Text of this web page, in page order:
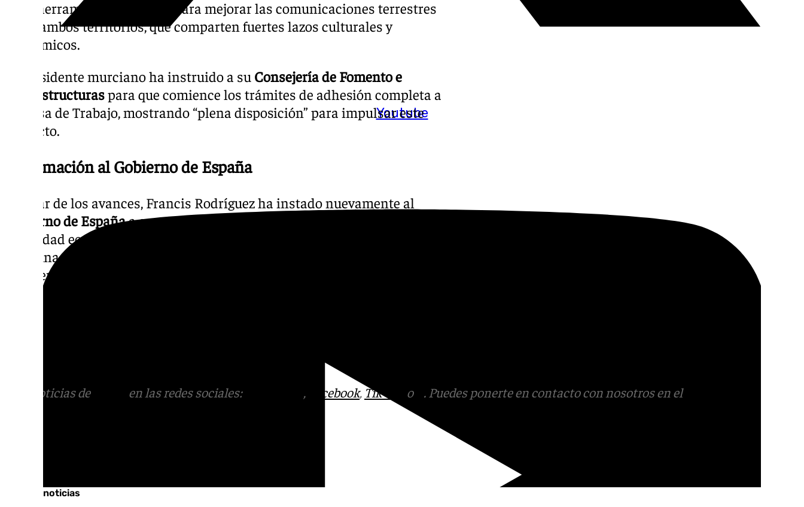
Youtube
«una herramienta esencial» para mejorar las comunicaciones terrestres
entre ambos territorios, que comparten fuertes lazos culturales y
económicos.
El presidente murciano ha instruido a su Consejería de Fomento e
Infraestructuraspara que comience los trámites de adhesión completa a
la Mesa de Trabajo, mostrando “plena disposición” para impulsar este
proyecto.
Reclamación al Gobierno de España
A pesar de los avances, Francis Rodríguez ha instado nuevamente al
Gobierno de Españaa que reevalúe el estudio previo que desestimaba la
viabilidad económica del proyecto. «Volvemos a instar al Ejecutivo a que
le dé una vuelta a ese estudio», ha dicho, enfatizando la necesidad de
atender esta histórica demanda.
Más noticias de en las redes sociales: , Facebook, Tik Tok o
. Puedes ponerte en contacto con nosotros en el
Últimas noticias